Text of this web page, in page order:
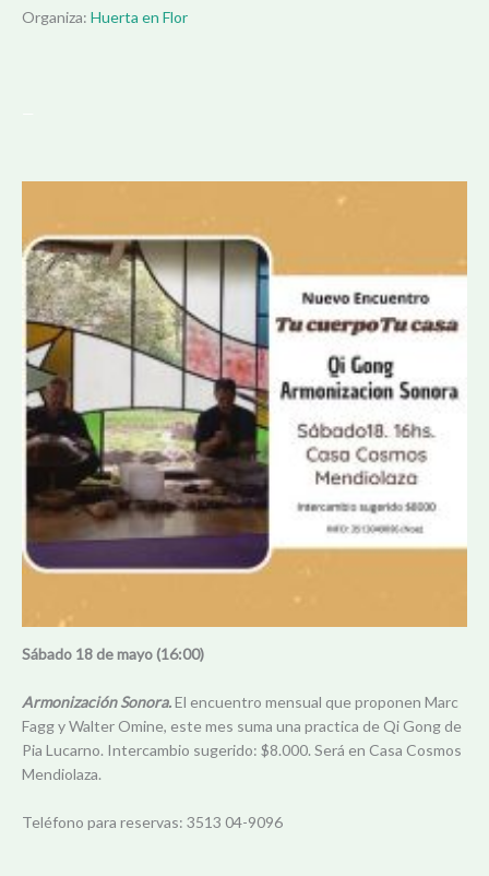
Organiza: Huerta en Flor
Sábado 18 de mayo (16:00)
Armonización Sonora.El encuentro mensual que proponen Marc
Fagg y Walter Omine, este mes suma una practica de Qi Gong de
Pia Lucarno. Intercambio sugerido: $8.000. Será en Casa Cosmos
Mendiolaza.
Teléfono para reservas: 3513 04-9096